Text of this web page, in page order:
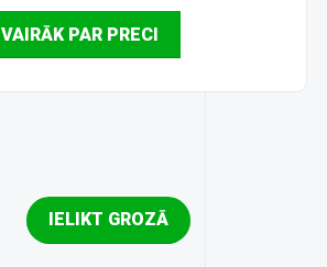
VAIRĀK PAR PRECI
IELIKT GROZĀ